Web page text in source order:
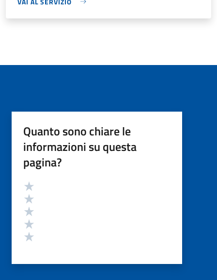
Quanto sono chiare le
informazioni su questa
pagina?
Valutazione